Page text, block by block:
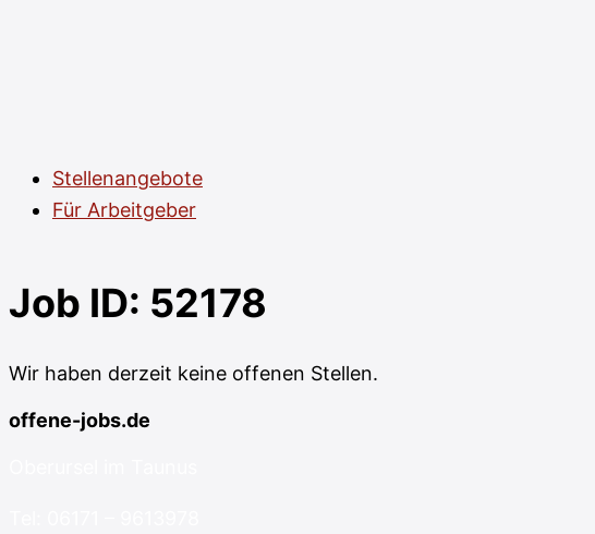
Stellenangebote
Für Arbeitgeber
Job ID: 52178
Wir haben derzeit keine offenen Stellen.
offene-jobs.de